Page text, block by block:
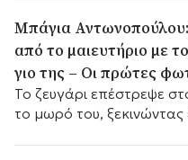
Μπάγια Αντωνοπούλου:
από το μαιευτήριο με
γιο της – Οι πρώτες
Το ζευγάρι επέστρεψε
το μωρό του, ξεκινώντας